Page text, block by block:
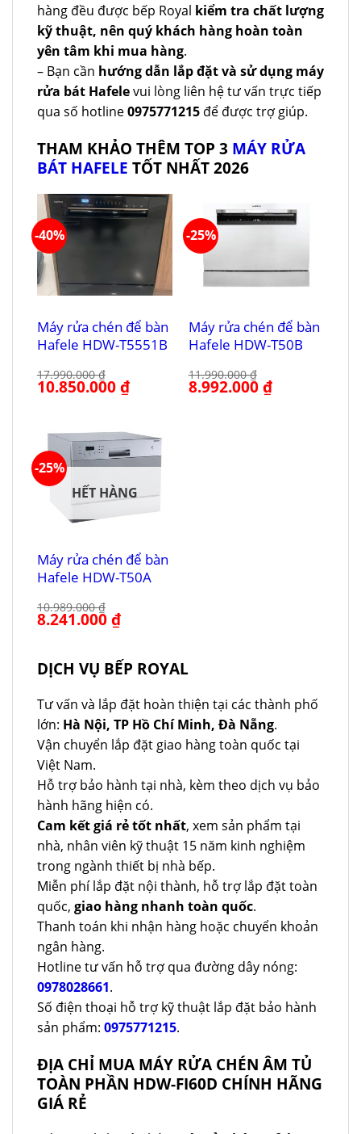
hàng đều được bếp Royal kiểm tra chất lượng
kỹ thuật, nên quý khách hàng hoàn toàn
yên tâm khi mua hàng.
– Bạn cần hướng dẫn lắp đặt và sử dụng máy
rửa bát Hafelevui lòng liên hệ tư vấn trực tiếp
qua số hotline0975771215 để được trợ giúp.
THAM KHẢO THÊM TOP 3 MÁY RỬA
BÁT HAFELE TỐT NHẤT 2026
-40%
Máy rửa chén để bàn
Hafele HDW-T5551B
17.990.000₫
Giá
gốc
10.850.000₫Giá
hiện
-25%
Máy rửa chén để bàn
Hafele HDW-T50B
11.990.000₫
Giá
gốc
8.992.000₫Giá
hiện
-25%
HẾT HÀNG
Máy rửa chén để bàn
Hafele HDW-T50A
10.989.000₫
Giá
gốc
8.241.000₫Giá
hiện
8.241.000 ₫.
DỊCH VỤ BẾP ROYAL
Tư vấn và lắp đặt hoàn thiện tại các thành phố
lớn: Hà Nội, TP Hồ Chí Minh, Đà Nẵng.
Vận chuyển lắp đặt giao hàng toàn quốc tại
Việt Nam.
Hỗ trợ bảo hành tại nhà, kèm theo dịch vụ bảo
hành hãng hiện có.
Cam kết giá rẻ tốt nhất, xem sản phẩm tại
nhà, nhân viên kỹ thuật 15 năm kinh nghiệm
trong ngành thiết bị nhà bếp.
Miễn phí lắp đặt nội thành, hỗ trợ lắp đặt toàn
quốc, giao hàng nhanh toàn quốc.
Thanh toán khi nhận hàng hoặc chuyển khoản
ngân hàng.
Hotline tư vấn hỗ trợ qua đường dây nóng:
0978028661.
Số điện thoại hỗ trợ kỹ thuật lắp đặt bảo hành
sản phẩm: 0975771215.
ĐỊA CHỈ MUA MÁY RỬA CHÉN ÂM TỦ
TOÀN PHẦN HDW-FI60D CHÍNH HÃNG
GIÁ RẺ